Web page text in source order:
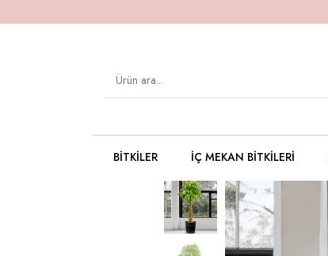
BITKILER İÇ MEKAN BITKILERI